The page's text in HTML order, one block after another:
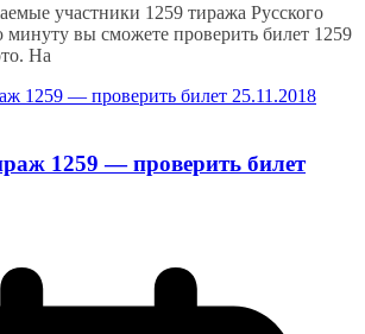
участники 1259 тиража Русского
вы сможете проверить билет 1259
На
1259 — проверить билет